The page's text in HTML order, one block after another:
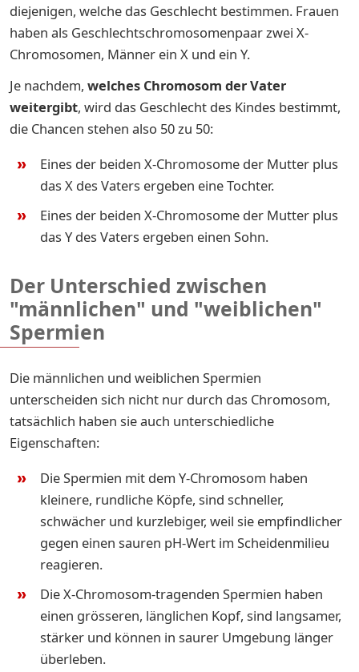
diejenigen, welche das Geschlecht bestimmen. Frauen
haben als Geschlechtschromosomenpaar zwei X-
Chromosomen, Männer ein X und ein Y.
Je nachdem, welches Chromosom der Vater
weitergibt, wird das Geschlecht des Kindes bestimmt,
die Chancen stehen also 50 zu 50:
Eines der beiden X-Chromosome der Mutter plus
das X des Vaters ergeben eine Tochter.
Eines der beiden X-Chromosome der Mutter plus
das Y des Vaters ergeben einen Sohn.
Der Unterschied zwischen
"männlichen" und "weiblichen"
Spermien
Die männlichen und weiblichen Spermien
unterscheiden sich nicht nur durch das Chromosom,
tatsächlich haben sie auch unterschiedliche
Eigenschaften:
Die Spermien mit dem Y-Chromosom haben
kleinere, rundliche Köpfe, sind schneller,
schwächer und kurzlebiger, weil sie empfindlicher
gegen einen sauren pH-Wert im Scheidenmilieu
reagieren.
Die X-Chromosom-tragenden Spermien haben
einen grösseren, länglichen Kopf, sind langsamer,
stärker und können in saurer Umgebung länger
überleben.